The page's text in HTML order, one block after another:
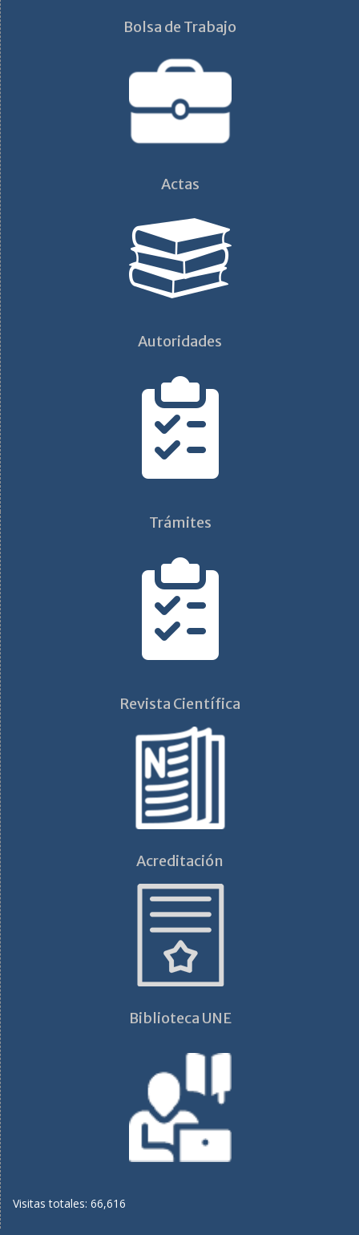
Bolsa de Trabajo
Actas
Autoridades
Trámites
Revista Científica
Acreditación
Biblioteca UNE
Visitas totales: 66,616